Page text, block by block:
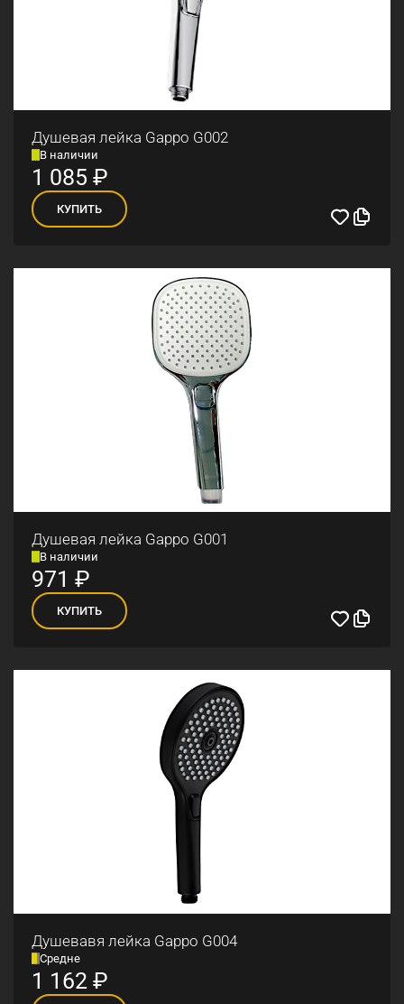
Душевая лейка Gappo G002
В наличии
1 085 ₽
КУПИТЬ
Душевая лейка Gappo G001
В наличии
971 ₽
КУПИТЬ
Душевавя лейка Gappo G004
Средне
1 162₽